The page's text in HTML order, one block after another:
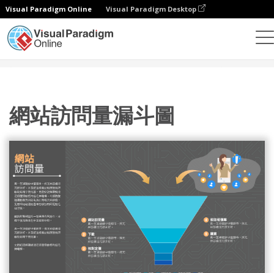
Visual Paradigm Online Visual Paradigm Desktop
網站訪問量漏斗圖